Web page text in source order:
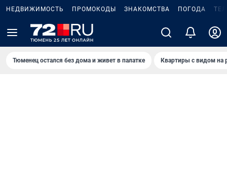
НЕДВИЖИМОСТЬ ПРОМОКОДЫ ЗНАКОМСТВА ПОГОДА
Тюменец остался без дома и живет в палатке Квартиры с видом на